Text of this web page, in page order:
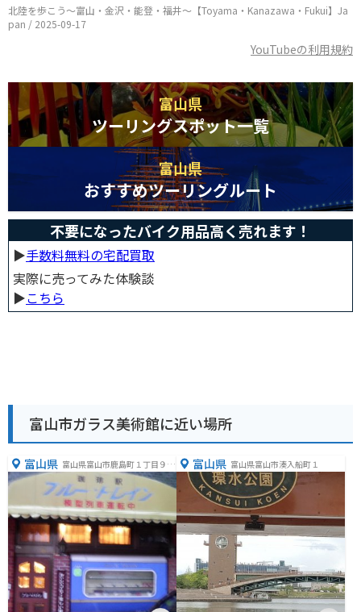
北陸を歩こう〜富山・金沢・能登・福井〜【Toyama・Kanazawa・Fukui】Ja
pan / 2025-09-17
YouTubeの利用規約
富山県
ツーリングスポット一覧
富山県
おすすめツーリングルート
不要になったバイク用品高く売れます！
▶︎手数料無料の宅配買取
実際に売ってみた体験談
▶︎こちら
富山市ガラス美術館に近い場所
富山県 富山県富山市鹿島町１丁目９
富山県 富山県富山市湊入船町１